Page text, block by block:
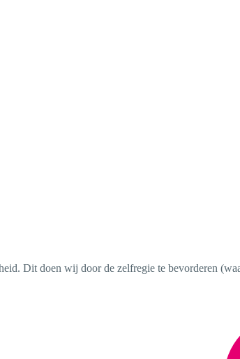
Dit doen wij door de zelfregie te bevorderen